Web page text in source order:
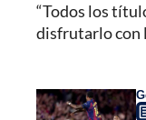
“Todos los
disfrutarlo con